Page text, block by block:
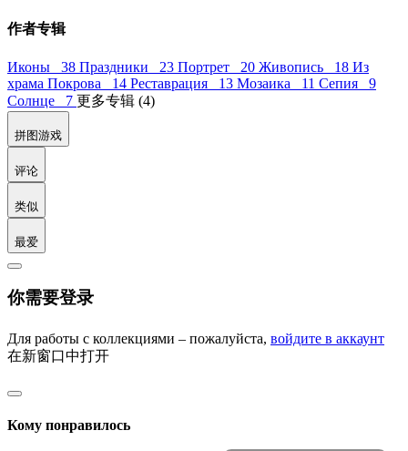
作者专辑
Иконы 38 Праздники 23 Портрет 20 Живопись 18 Из
храма Покрова 14 Реставрация 13 Мозаика 11 Сепия 9
Солнце 7 更多专辑 (4)
拼图游戏
评论
类似
最爱
你需要登录
Для работы с коллекциями – пожалуйста, войдите в аккаунт
在新窗口中打开
Кому понравилось